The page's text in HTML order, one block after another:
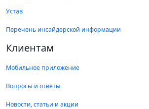
Устав
Перечень инсайдерской информации
Клиентам
Мобильное приложение
Вопросы и ответы
Новости, статьи и акции